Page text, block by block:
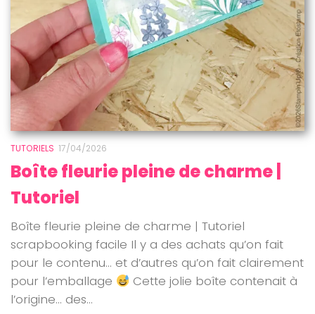
TUTORIELS 17/04/2026
Boîte fleurie pleine de charme |
Tutoriel
Boîte fleurie pleine de charme | Tutoriel
scrapbooking facile Il y a des achats qu’on fait
pour le contenu… et d’autres qu’on fait clairement
pour l’emballage
Cette jolie boîte contenait à
l’origine… des...